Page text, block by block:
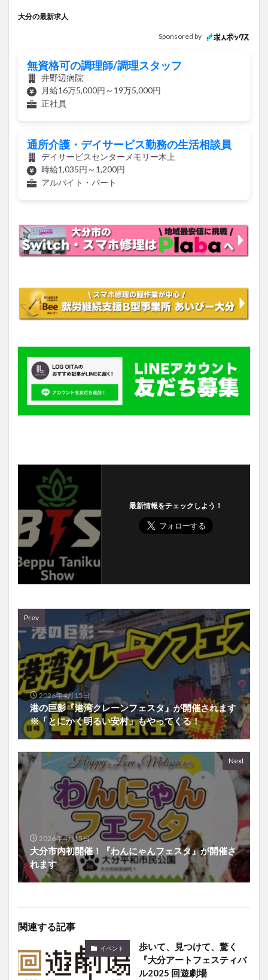
大分の最新求人
Sponsored by
無資格可の調理師/調理スタッフ
井野辺病院
月給16万5,000円～19万5,000円
正社員
通所介護・デイサービス勤務の生活相談員
デイサービスセンターメモリー木上
時給1,035円～1,200円
アルバイト・パート
最新情報をチェックしよう！
Prev
2026年4月15日
港の巨影『港湾クレーンフェスタ』が開催されます
※「とにかく明るい安村」もやってくる！
Next
2026年4月15日
大分市内初開催！『わんにゃんフェスタ』が開催さ
れます
関連する記事
イベント
歩いて、見つけて、驚く
『大分アートフェスティバ
ル2025 回遊劇場